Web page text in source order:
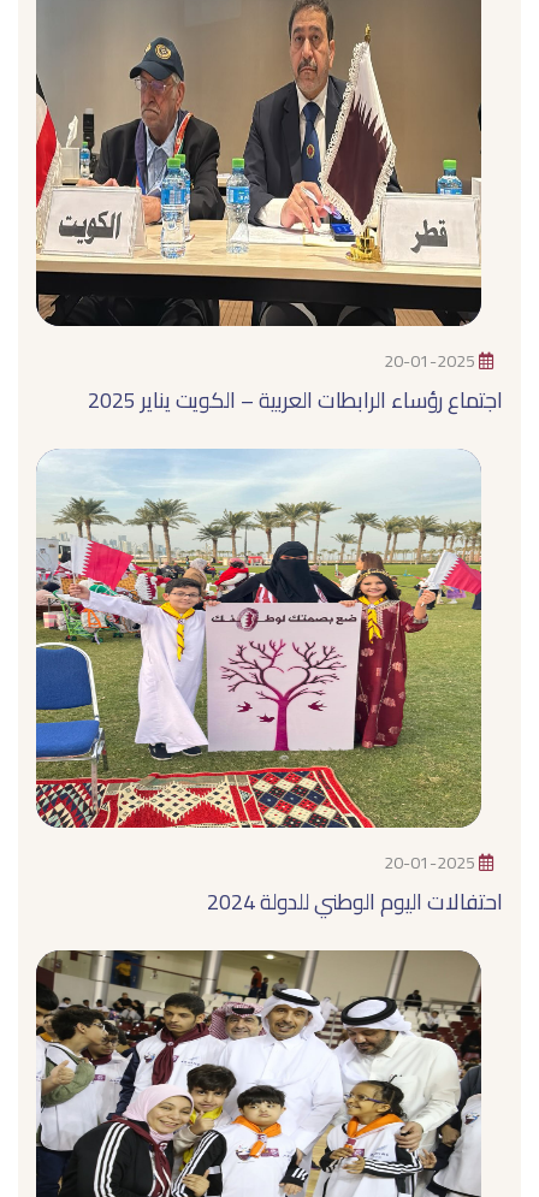
20-01-2025
اجتماع رؤساء الرابطات العربية – الكويت يناير 2025
20-01-2025
احتفالات اليوم الوطني للدولة 2024